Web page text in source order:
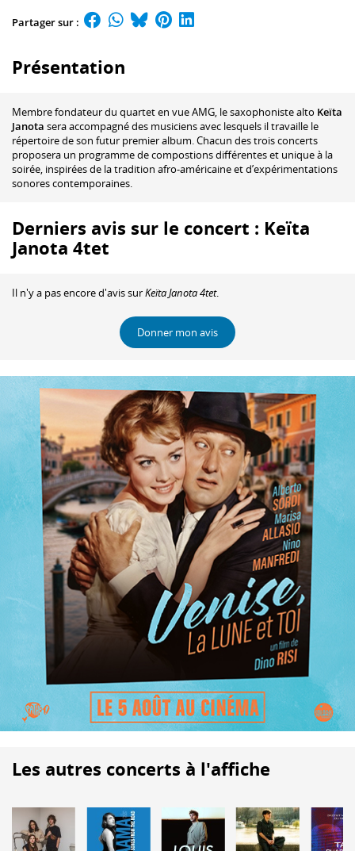
Partager sur :
Présentation
Membre fondateur du quartet en vue AMG, le saxophoniste alto Keïta
Janota sera accompagné des musiciens avec lesquels il travaille le
répertoire de son futur premier album. Chacun des trois concerts
proposera un programme de compostions différentes et unique à la
soirée, inspirées de la tradition afro-américaine et d’expérimentations
sonores contemporaines.
Derniers avis sur le concert : Keïta
Janota 4tet
Il n'y a pas encore d'avis surKeïta Janota 4tet.
Donner mon avis
Les autres concerts à l'affiche